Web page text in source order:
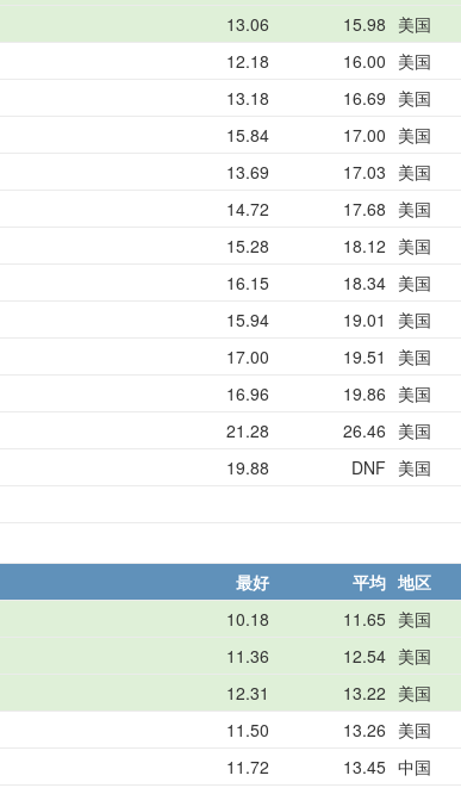
13.06 15.98 美国
12.18 16.00 美国
13.18 16.69 美国
15.84 17.00 美国
13.69 17.03 美国
14.72 17.68 美国
15.28 18.12 美国
16.15 18.34 美国
15.94 19.01 美国
17.00 19.51 美国
16.96 19.86 美国
21.28 26.46 美国
19.88 DNF 美国
最好 平均 地区
10.18 11.65 美国
11.36 12.54 美国
12.31 13.22 美国
11.50 13.26 美国
11.72 13.45 中国